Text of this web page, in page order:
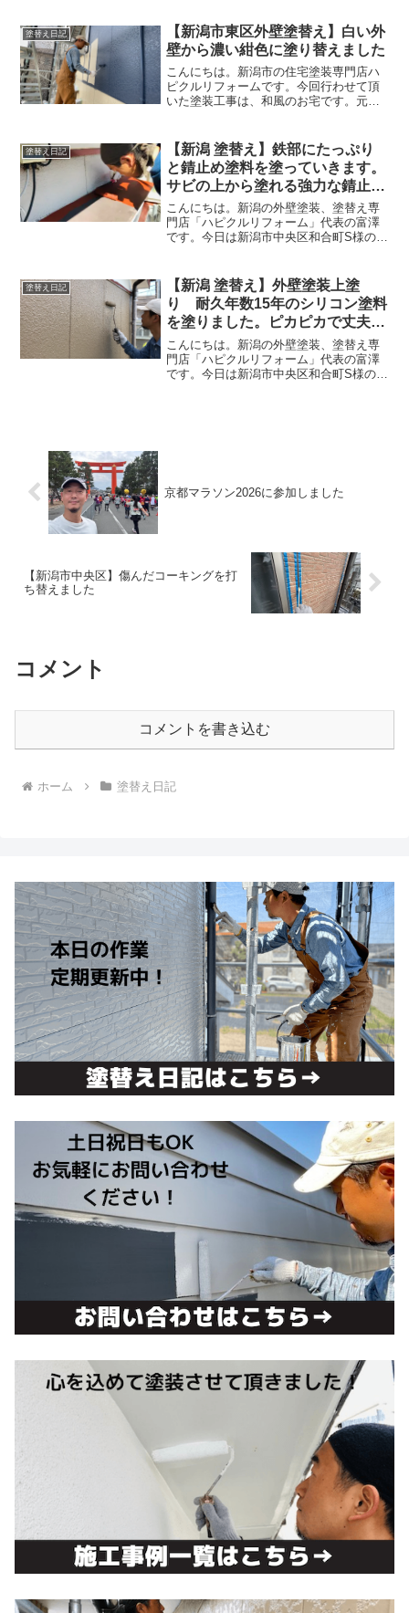
装しましたのでお伝えします。塗装前塗
装前の木部が塗装が薄くな...
塗替え日記
【新潟市東区外壁塗替え】白い外
壁から濃い紺色に塗り替えました
こんにちは。新潟市の住宅塗装専門店ハ
ピクルリフォームです。今回行わせて頂
いた塗装工事は、和風のお宅です。元々
は白い外壁でした。築２０年ほど経って
いますが、今まで一度も塗...
塗替え日記
【新潟 塗替え】鉄部にたっぷり
と錆止め塗料を塗っていきます。
サビの上から塗れる強力な錆止め
塗料です！新潟市中央区和合町S
様邸にて
こんにちは。新潟の外壁塗装、塗替え専
門店「ハピクルリフォーム」代表の富澤
です。今日は新潟市中央区和合町S様の鉄
装 中塗り 上塗り今日は錆止めを塗りま
す。塗装前の鉄部は...
塗替え日記
【新潟 塗替え】外壁塗装上塗
り 耐久年数15年のシリコン塗料
を塗りました。ピカピカで丈夫な
外壁になりました！新潟市中央区
和合町S様邸にて
こんにちは。新潟の外壁塗装、塗替え専
門店「ハピクルリフォーム」代表の富澤
です。今日は新潟市中央区和合町S様の御
京都マラソン2026に参加しました
【新潟市中央区】傷んだコーキングを打
ち替えました
コメント
コメントを書き込む
ホーム 塗替え日記